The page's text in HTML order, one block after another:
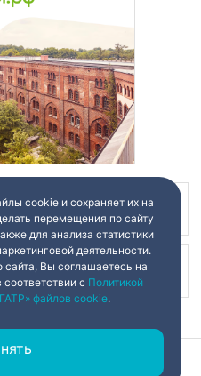
cookie и сохраняет их на
перемещения по сайту
для анализа статистики
деятельности.
Вы соглашаетесь на
с Политикой
файлов cookie.